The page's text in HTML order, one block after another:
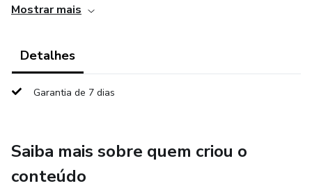
Mostrar mais
Detalhes
Garantia de 7 dias
Saiba mais sobre quem criou o
conteúdo